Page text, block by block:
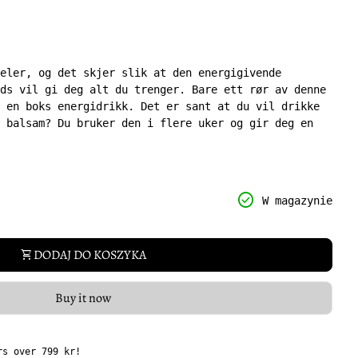
og det skjer slik at den energigivende
vil gi deg alt du trenger. Bare ett rør av denne
en boks energidrikk. Det er sant at du vil drikke
balsam? Du bruker den i flere uker og gir deg en
og gi deg det energiboostet du trenger hver
energidrikk
for for check_circle W magazynie
shopping_cart DODAJ DO KOSZYKA
Buy it now
over 799 kr!